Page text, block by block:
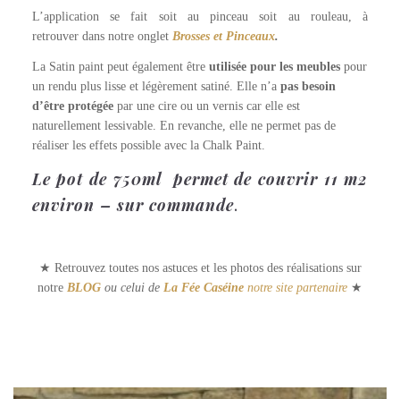
L’application se fait soit au pinceau soit au rouleau, à
retrouver dans notre onglet Brosses et Pinceaux.
La Satin paint peut également être utilisée pour les meublespour
un rendu plus lisse et légèrement satiné. Elle n’a pas besoin
d’être protégéepar une cire ou un vernis car elle est
naturellement lessivable. En revanche, elle ne permet pas de
réaliser les effets possible avec la Chalk Paint.
Le pot de 750ml permet de couvrir 11 m2
environ – sur commande.
★ Retrouvez toutes nos astuces et les photos des réalisations sur
notre BLOG ou celui de La Fée Caséine notre site partenaire ★